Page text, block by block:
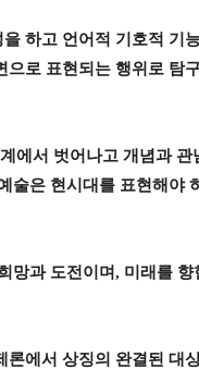
하고 언어적 기호적 기
로 표현되는 행위로 탐
에서 벗어나고 개념과 관
술은 현시대를 표현해야
망과 도전이며, 미래를 향
론에서 상징의 완결된 대